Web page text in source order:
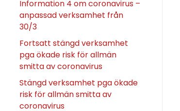
Information 4 om coronavirus –
anpassad verksamhet från
30/3
Fortsatt stängd verksamhet
pga ökade risk för allmän
smitta av coronavirus
Stängd verksamhet pga ökade
risk för allmän smitta av
coronavirus